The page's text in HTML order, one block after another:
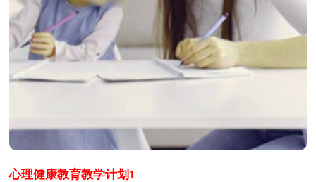
心理健康教育教学计划1